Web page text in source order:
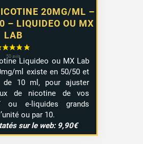
20MG/ML –
– LIQUIDEO OU MX
LAB
Liquideo ou MX Lab
ml existe en 50/50 et
de 10 ml, pour ajuster
de nicotine de vos
ou e-liquides grands
ou par 10.
sur le web: 9,90€